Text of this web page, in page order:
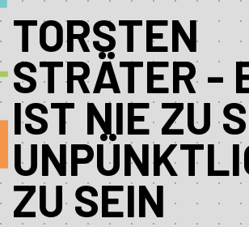
TORSTEN
STRÄTER -
IST NIE ZU
ZU SEIN